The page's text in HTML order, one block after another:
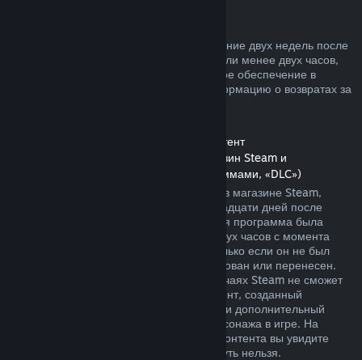
Возможность осуществить возврат в течение двух недель после
покупки за продукты, в которых вы провели менее двух часов,
распространяется на игры и программное обеспечение в
магазине Steam. Далее вы найдете информацию о возвратах за
Возврат средств за дополнительный контент
(контент, распространяемый через магазин Steam и
используемый другими играми и программами, «DLC»)
За дополнительный контент, купленный в магазине Steam,
можно вернуть деньги в течение четырнадцати дней после
покупки, если соответствующая основная программа была
использована в течение не более чем двух часов с момента
покупки дополнительного контента, и только если он не был
безвозвратно израсходован, модифицирован или перенесен.
Пожалуйста, учтите, что в некоторых случаях Steam не сможет
вернуть деньги за дополнительный контент, созданный
сторонними компаниями, например, если дополнительный
контент навсегда повышает уровень персонажа в игре. На
страницах подобного дополнительного контента вы увидите
уведомление, что средства за него вернуть нельзя.